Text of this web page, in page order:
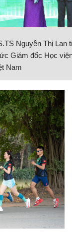
Nguyễn Thị Lan
Giám đốc Học
Nam